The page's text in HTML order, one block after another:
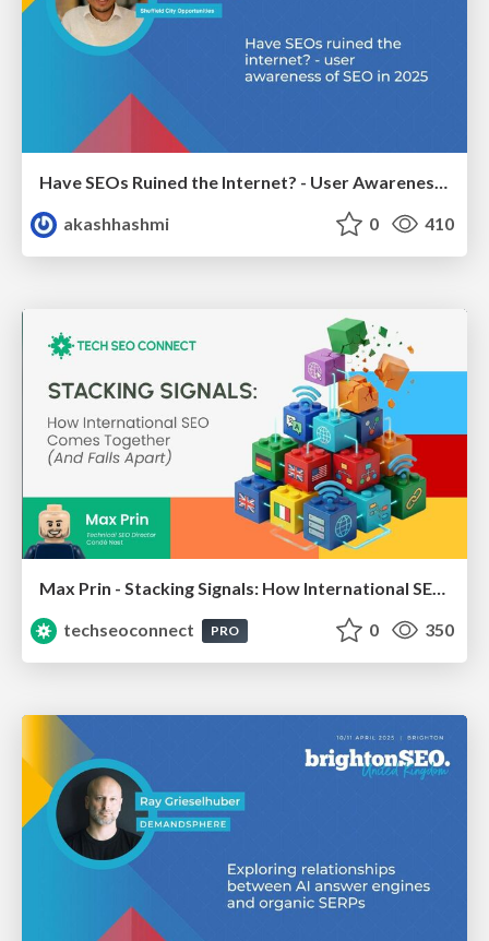
Have SEOs Ruined the Internet? - User Awareness of SEO in 2025
akashhashmi
0 410
Max Prin - Stacking Signals: How International SEO Comes Together (And Falls Apart)
techseoconnect
PRO 0 350